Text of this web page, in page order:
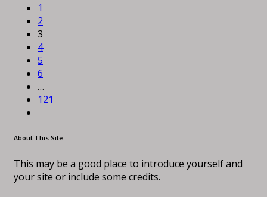
1
2
3
4
5
6
…
121
About This Site
This may be a good place to introduce yourself and
your site or include some credits.